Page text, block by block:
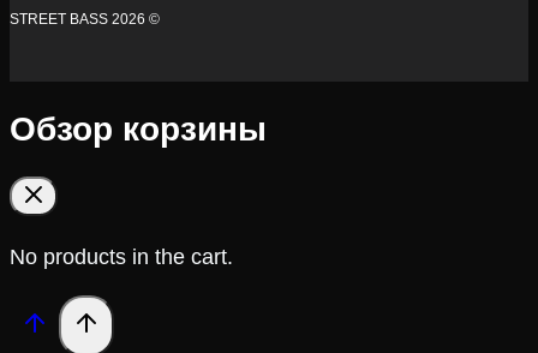
STREET BASS 2026 ©
Обзор корзины
No products in the cart.